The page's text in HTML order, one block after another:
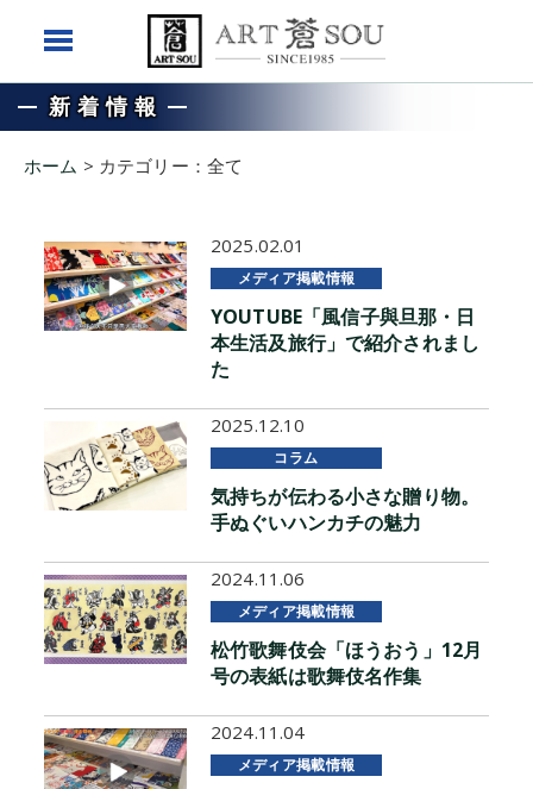
新着情報
ホーム > カテゴリー：全て
2025.02.01
メディア掲載情報
YOUTUBE「風信子與旦那・日
本生活及旅行」で紹介されまし
た
2025.12.10
コラム
気持ちが伝わる小さな贈り物。
手ぬぐいハンカチの魅力
2024.11.06
メディア掲載情報
松竹歌舞伎会「ほうおう」12月
号の表紙は歌舞伎名作集
2024.11.04
メディア掲載情報